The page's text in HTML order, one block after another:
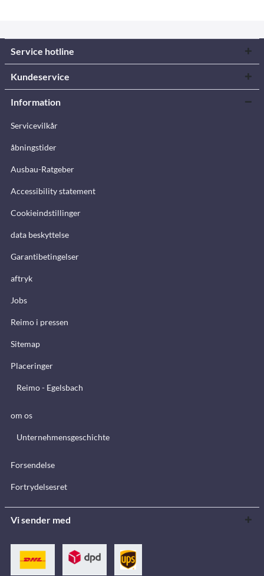
Service hotline
Kundeservice
Information
Servicevilkår
åbningstider
Ausbau-Ratgeber
Accessibility statement
Cookieindstillinger
data beskyttelse
Garantibetingelser
aftryk
Jobs
Reimo i pressen
Sitemap
Placeringer
Reimo - Egelsbach
om os
Unternehmensgeschichte
Forsendelse
Fortrydelsesret
Vi sender med